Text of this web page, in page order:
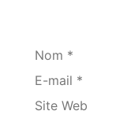
Nom *
E-mail *
Site Web